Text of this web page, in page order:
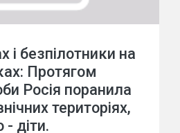
і безпілотники на
Протягом
Росія поранила
територіях,
діти.